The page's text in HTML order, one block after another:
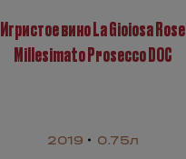
Игристое вино La Gioiosa Rose
Millesimato Prosecco DOC
2019 0.75л